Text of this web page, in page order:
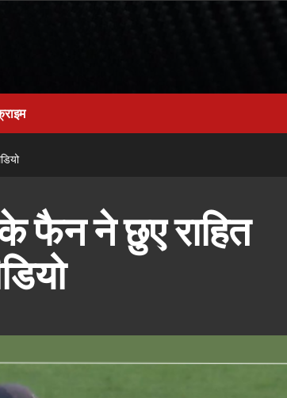
फैन ने छुए राहित